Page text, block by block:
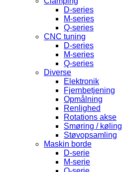
D-series
M-series
Q-series
CNC tuning
D-series
M-series
Q-series
Diverse
Elektronik
Fjernbetjening
Opmålning
Renlighed
Rotations akse
Smøring / køling
Støvopsamling
Maskin borde
D-serie
M-serie